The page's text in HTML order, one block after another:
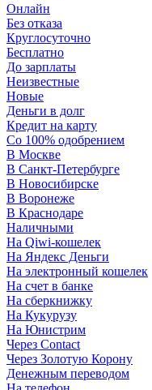
Онлайн
Без отказа
Круглосуточно
Бесплатно
До зарплаты
Неизвестные
Новые
Деньги в долг
Кредит на карту
Со 100% одобрением
В Москве
В Санкт-Петербурге
В Новосибирске
В Воронеже
В Краснодаре
Наличными
На Qiwi-кошелек
На Яндекс Деньги
На электронный кошелек
На счет в банке
На сберкнижку
На Кукурузу
На Юнистрим
Через Contact
Через Золотую Корону
Денежным переводом